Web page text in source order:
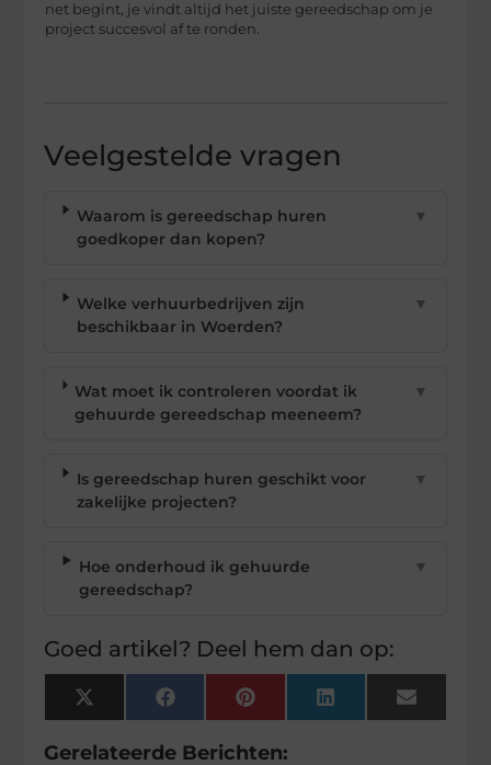
net begint, je vindt altijd het juiste gereedschap om je
project succesvol af te ronden.
Veelgestelde vragen
Waarom is gereedschap huren
goedkoper dan kopen?
▼
Welke verhuurbedrijven zijn
beschikbaar in Woerden?
▼
Wat moet ik controleren voordat ik
gehuurde gereedschap meeneem?
▼
Is gereedschap huren geschikt voor
zakelijke projecten?
▼
Hoe onderhoud ik gehuurde
gereedschap?
▼
Goed artikel? Deel hem dan op:
X
(Twitter)
FacebookPinterest LinkedIn Email
Gerelateerde Berichten: